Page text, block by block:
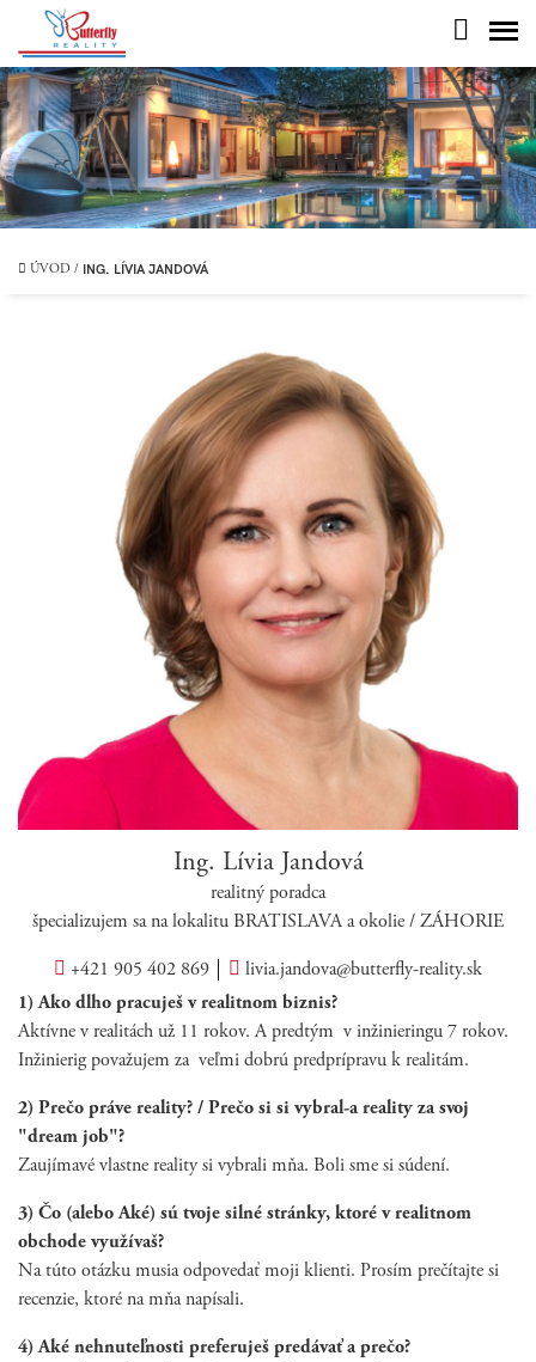
ÚVOD / ING. LÍVIA JANDOVÁ
Ing. Lívia Jandová
realitný poradca
špecializujem sa na lokalitu BRATISLAVA a okolie / ZÁHORIE
+421 905 402 869
livia.jandova@butterfly-reality.sk
1) Ako dlho pracuješ v realitnom biznis?
Aktívne v realitách už 11 rokov. A predtým v inžinieringu 7 rokov.
Inžinierig považujem za veľmi dobrú predprípravu k realitám.
2) Prečo práve reality? / Prečo si si vybral-a reality za svoj
"dream job"?
Zaujímavé vlastne reality si vybrali mňa. Boli sme si súdení.
3) Čo (alebo Aké) sú tvoje silné stránky, ktoré v realitnom
obchode využívaš?
Na túto otázku musia odpovedať moji klienti. Prosím prečítajte si
recenzie, ktoré na mňa napísali.
4) Aké nehnuteľnosti preferuješ predávať a prečo?